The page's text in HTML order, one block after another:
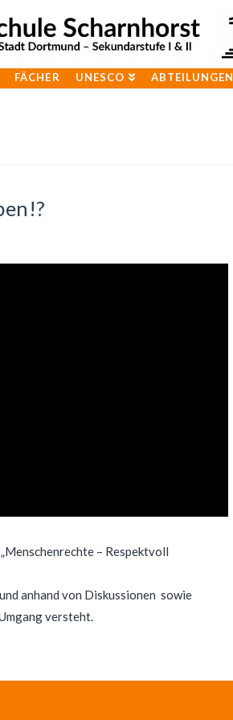
FÄCHER UNESCO ABTEILUNGEN
– Respektvoll
anhand von Diskussionen sowie
versteht.